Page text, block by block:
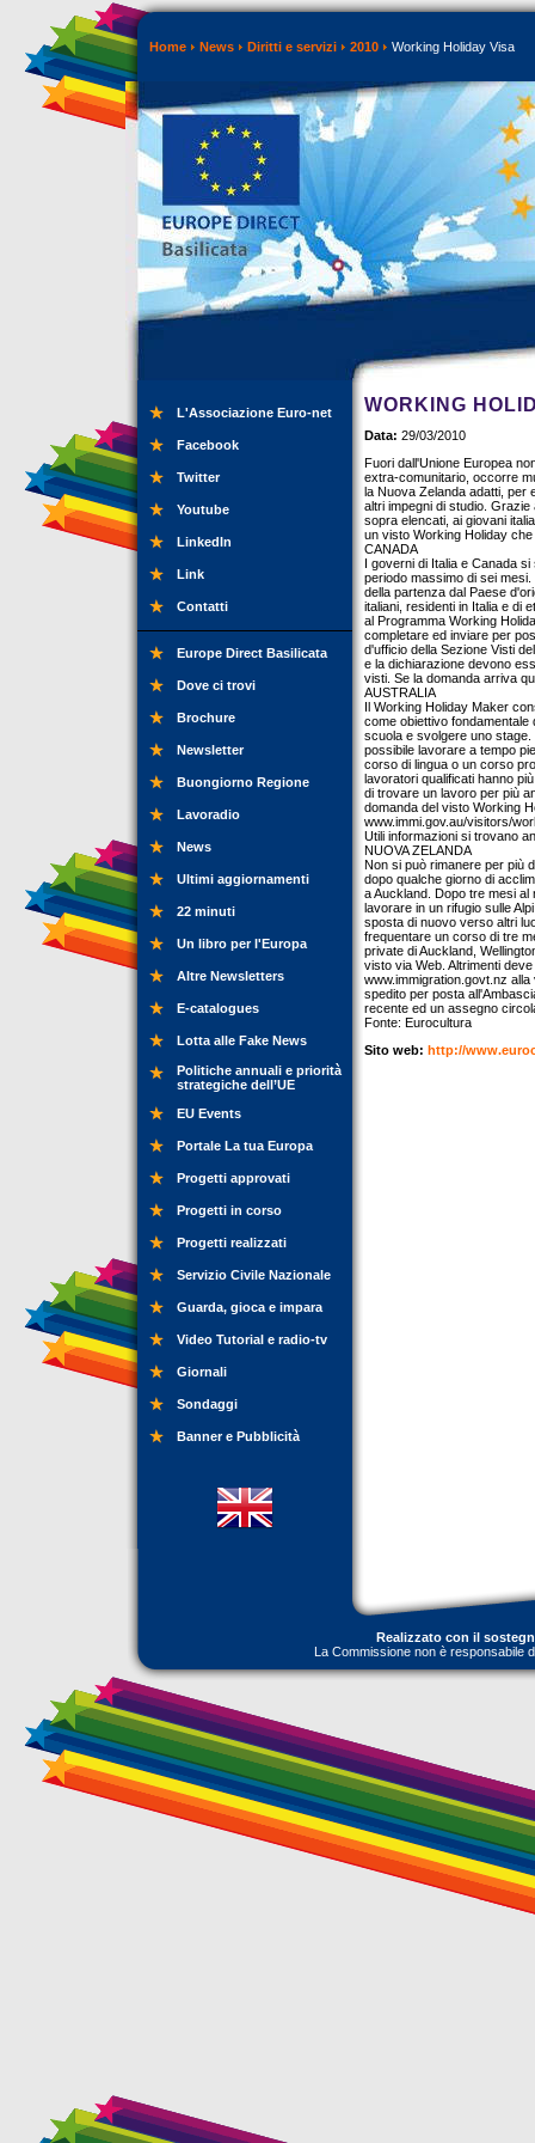
Home News Diritti e servizi 2010 Working Holiday Visa
L'Associazione Euro-net
Facebook
Twitter
Youtube
LinkedIn
Link
Contatti
Europe Direct Basilicata
Dove ci trovi
Brochure
Newsletter
Buongiorno Regione
Lavoradio
News
Ultimi aggiornamenti
22 minuti
Un libro per l'Europa
Altre Newsletters
E-catalogues
Lotta alle Fake News
Politiche annuali e priorità
strategiche dell’UE
EU Events
Portale La tua Europa
Progetti approvati
Progetti in corso
Progetti realizzati
Servizio Civile Nazionale
Guarda, gioca e impara
Video Tutorial e radio-tv
Giornali
Sondaggi
Banner e Pubblicità
WORKING
Data: 29/03/2010
Fuori dall'Unione Europea
extra-comunitario, occorre
la Nuova Zelanda adatti, per
altri impegni di studio.
sopra elencati, ai giovani
un visto Working Holiday
CANADA
I governi di Italia e Canada
periodo massimo di sei
della partenza dal Paese
italiani, residenti in Italia e di
al Programma Working
completare ed inviare per
d'ufficio della Sezione Visti
e la dichiarazione devono
visti. Se la domanda arriva
AUSTRALIA
Il Working Holiday Maker
come obiettivo
scuola e svolgere uno
possibile lavorare a tempo
corso di lingua o un corso
lavoratori qualificati hanno
di trovare un lavoro per più
domanda del visto Working
www.immi.gov.au/visitors/
Utili informazioni si trovano
NUOVA ZELANDA
Non si può rimanere per più
dopo qualche giorno di
a Auckland. Dopo tre mesi
lavorare in un rifugio sulle
sposta di nuovo verso altri
frequentare un corso di tre
private di Auckland,
visto via Web. Altrimenti
www.immigration.govt.nz
spedito per posta
recente ed un assegno
Fonte: Eurocultura
Sito web: http://
Realizzato con il
La Commissione non è responsabile